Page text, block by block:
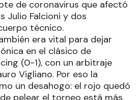
de coronavirus que afectó
Julio Falcioni y dos
técnico.
era vital para dejar
en el clásico de
(0-1), con un arbitraje
Vigliano. Por eso la
un desahogo: el rojo quedó